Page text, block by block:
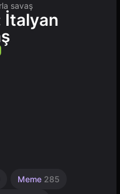
savaş
İtalyan
Meme 285